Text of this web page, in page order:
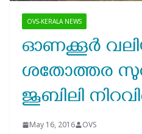
OVS-KERALA NEWS
ഓണക്കൂര്‍
ശതോത്തര
ജൂബിലി
May 16, 2016 OVS